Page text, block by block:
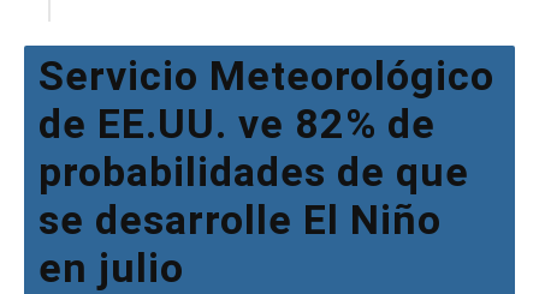
Servicio Meteorológico
de EE.UU. ve 82% de
probabilidades de que
se desarrolle El Niño
en julio